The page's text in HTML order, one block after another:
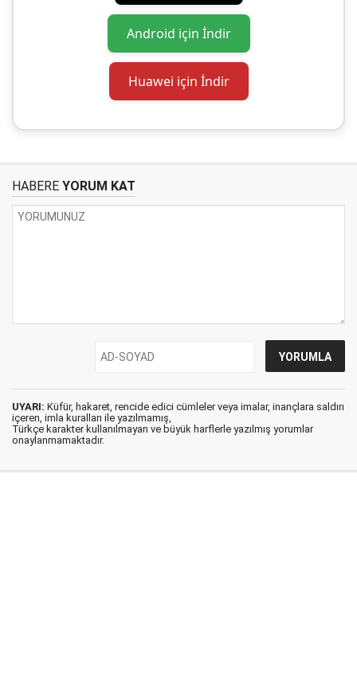
Android için İndir
Huawei için İndir
HABERE YORUM KAT
UYARI: Küfür, hakaret, rencide edici cümleler veya imalar, inançlara saldırı
içeren, imla kuralları ile yazılmamış,
Türkçe karakter kullanılmayan ve büyük harflerle yazılmış yorumlar
onaylanmamaktadır.